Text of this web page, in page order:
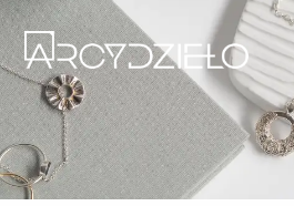
Przejdź
do
treści